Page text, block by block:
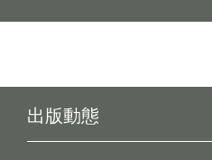
出版動態